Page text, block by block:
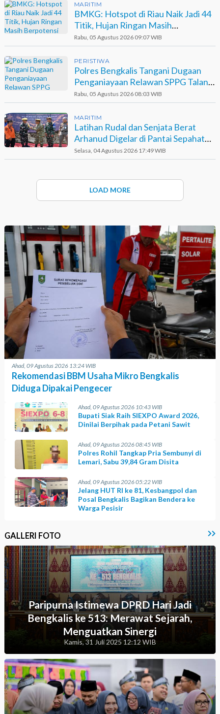
MARITIM
BMKG: Hotspot di Riau Naik Jadi 44
Titik, Hujan Ringan Masih
Berpotensi Terjadi
Rabu, 05 Agustus 2026 09:07 WIB
PERISTIWA
Polres Bengkalis Tangani Dugaan
Penganiayaan Relawan SPPG Talang
Muandau
Rabu, 05 Agustus 2026 08:03 WIB
MARITIM
Latihan Rudal dan Senjata Berat
Arhanud Digelar di Pantai Sepahat
Bengkalis
Selasa, 04 Agustus 2026 17:49 WIB
LOAD MORE
Ahad, 09 Agustus 2026 13:24 WIB
Rekomendasi BBM Usaha Mikro Bengkalis
Diduga Dipakai Pengecer
Ahad, 09 Agustus 2026 10:43 WIB
Bupati Siak Raih SIEXPO Award 2026,
Dinilai Berpihak pada Petani Sawit
Ahad, 09 Agustus 2026 08:45 WIB
Polres Rohil Tangkap Pria Sembunyi di
Lemari, Sabu 39,84 Gram Disita
Ahad, 09 Agustus 2026 05:22 WIB
Jelang HUT RI ke 81, Kesbangpol dan
Posal Bengkalis Bagikan Bendera ke
Warga Pesisir
GALLERI FOTO
Paripurna Istimewa DPRD Hari Jadi
Bengkalis ke 513: Merawat Sejarah,
Menguatkan Sinergi
Kamis, 31 Juli 2025 12:12 WIB